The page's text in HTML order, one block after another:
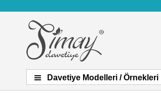
Davetiye Modelleri / Örnekleri